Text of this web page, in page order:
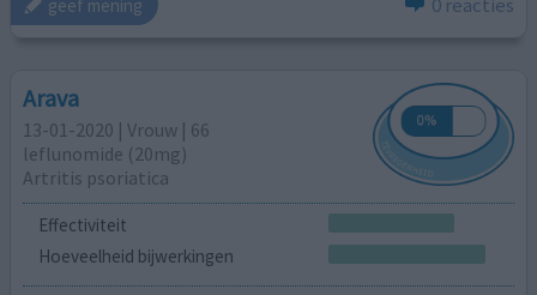
geef mening
Arava
13-01-2020 | Vrouw | 66
leflunomide (20mg)
Artritis psoriatica
Effectiviteit
Hoeveelheid bijwerkingen